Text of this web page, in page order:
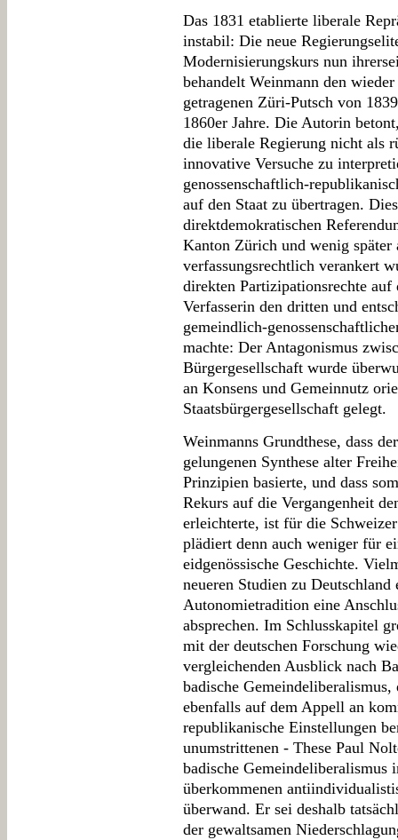
Das 1831 etablierte liberale
instabil: Die neue
Modernisierungskurs nun
behandelt Weinmann den
getragenen Züri-Putsch von
1860er Jahre. Die Autorin
die liberale Regierung nicht als
innovative Versuche zu
genossenschaftlich-
auf den Staat zu übertragen.
direktdemokratischen
Kanton Zürich und wenig später
verfassungsrechtlich verankert
direkten Partizipationsrechte
Verfasserin den dritten und
gemeindlich-
machte: Der Antagonismus
Bürgergesellschaft wurde
an Konsens und Gemeinnutz
Staatsbürgergesellschaft gelegt.
Weinmanns Grundthese, dass
gelungenen Synthese alter
Prinzipien basierte, und dass
Rekurs auf die Vergangenheit
erleichterte, ist für die
plädiert denn auch weniger für
eidgenössische Geschichte.
neueren Studien zu
Autonomietradition eine
absprechen. Im Schlusskapitel
mit der deutschen Forschung
vergleichenden Ausblick nach
badische
ebenfalls auf dem Appell an
republikanische Einstellungen
unumstrittenen - These Paul
badische Gemeindeliberalismus
überkommenen
überwand. Er sei deshalb
der gewaltsamen